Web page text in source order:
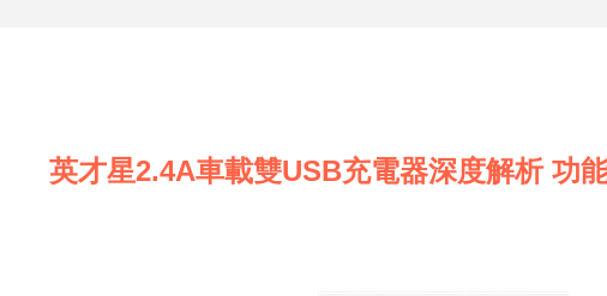
英才星2.4A車載雙USB充電器深度解析 功